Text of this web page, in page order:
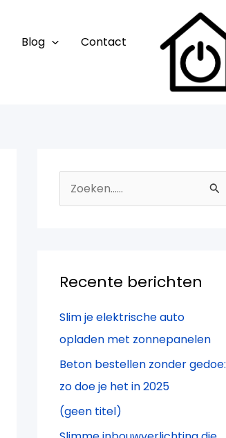
Blog
Contact
n
a
r
:
Recente berichten
Slim je elektrische auto
opladen met zonnepanelen
Beton bestellen zonder gedoe:
zo doe je het in 2025
(geen titel)